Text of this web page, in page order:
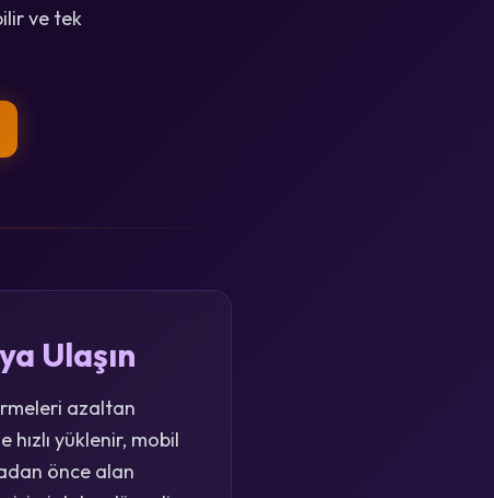
ve tek
Ulaşın
azaltan
yüklenir, mobil
önce alan